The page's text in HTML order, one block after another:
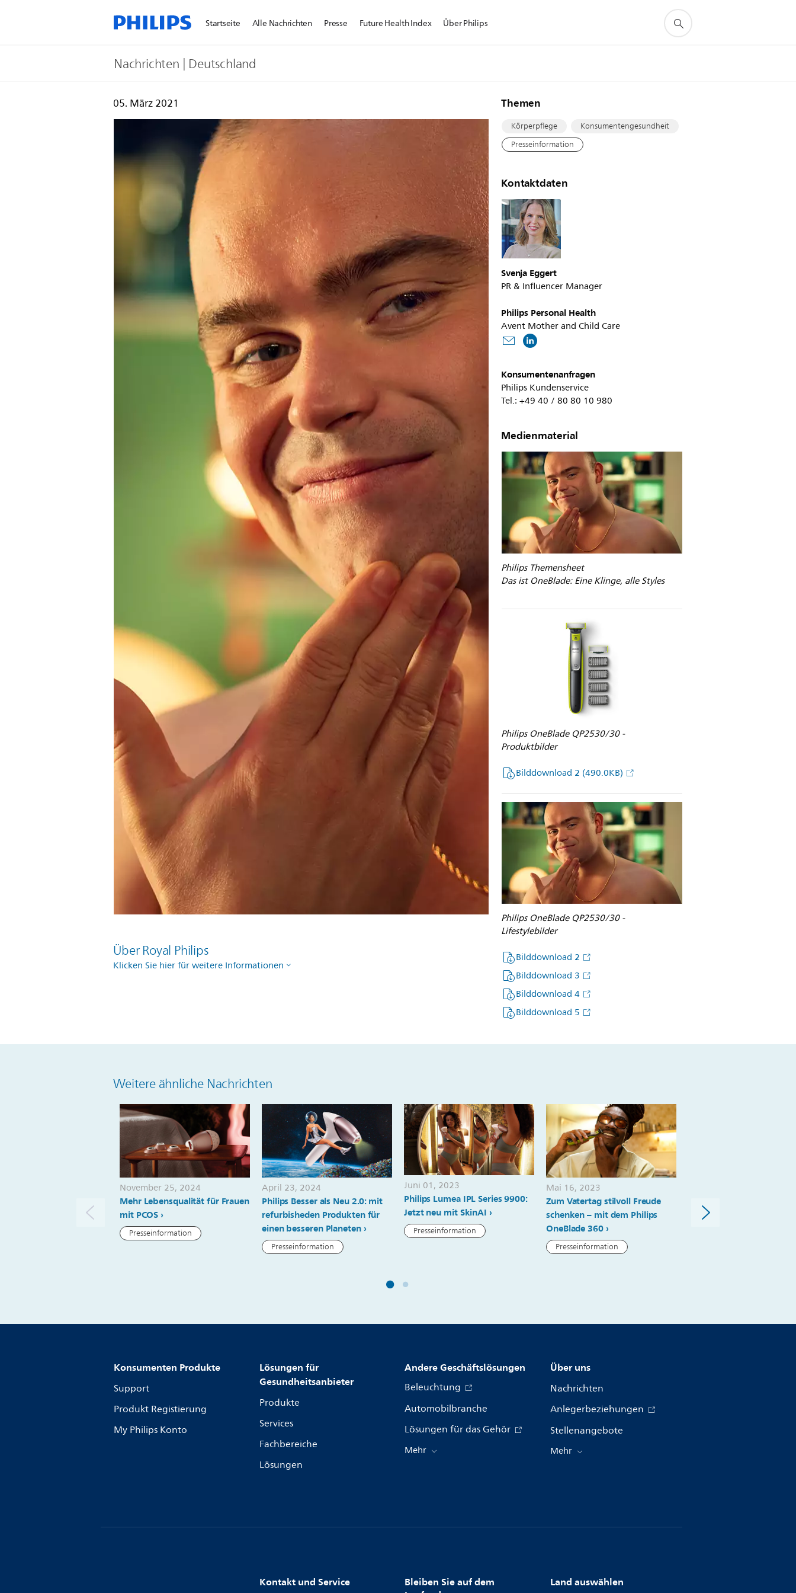
Startseite Alle Nachrichten Presse Future Health Index Über Philips
Nachrichten | Deutschland
05. März 2021
Über Royal Philips
Klicken Sie hier für weitere Informationen
Themen
Körperpflege
Konsumentengesundheit
Presseinformation
Kontaktdaten
Svenja Eggert
PR & Influencer Manager
Philips Personal Health
Avent Mother and Child Care
Konsumentenanfragen
Philips Kundenservice
Tel.: +49 40 / 80 80 10 980
Medienmaterial
Philips Themensheet
Das ist OneBlade: Eine Klinge, alle Styles
Philips OneBlade QP2530/30 -
Produktbilder
Bilddownload 2 (490.0KB)
Philips OneBlade QP2530/30 -
Lifestylebilder
Bilddownload 2
Bilddownload 3
Bilddownload 4
Bilddownload 5
Weitere ähnliche Nachrichten
November 25, 2024
Mehr Lebensqualität für Frauen
mit PCOS
Presseinformation
April 23, 2024
Philips Besser als Neu 2.0: mit
refurbisheden Produkten für
einen besseren Planeten
Presseinformation
Juni 01, 2023
Philips Lumea IPL Series 9900:
Jetzt neu mit SkinAI
Presseinformation
Mai 16, 2023
Zum Vatertag stilvoll Freude
schenken – mit dem Philips
OneBlade 360
Presseinformation
Immer perfekt gestylt: Die
wichtigsten Tipps für
Konsumenten Produkte
Support
Produkt Registierung
My Philips Konto
Lösungen für
Gesundheitsanbieter
Produkte
Services
Fachbereiche
Lösungen
Andere Geschäftslösungen
Beleuchtung
Automobilbranche
Lösungen für das Gehör
Mehr
Über uns
Nachrichten
Anlegerbeziehungen
Stellenangebote
Mehr
Kontakt und Service Bleiben Sie auf dem Land auswählen